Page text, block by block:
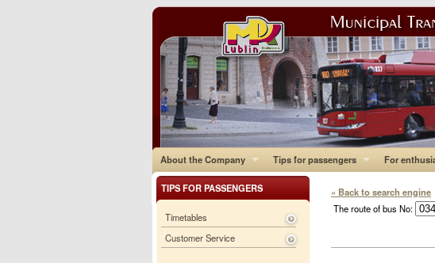
About the Company Tips for passengers For
« Back to search engine
The route of bus No:
TIPS FOR PASSENGERS
Timetables
Customer Service